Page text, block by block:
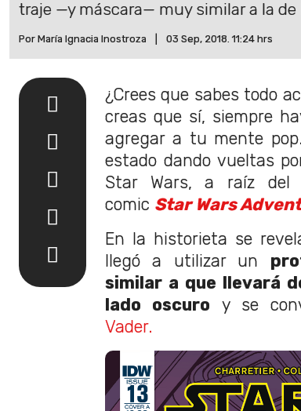
traje —y máscara— muy similar a la de
Por María Ignacia Inostroza 03 Sep, 2018. 11:24 hrs
¿Crees que sabes todo
creas que sí, siempre
agregar a tu mente
estado dando vueltas
Star Wars, a raíz del
comic Star Wars
En la historieta se
llegó a utilizar un
similar a que llevará
lado oscuro y se
Vader.